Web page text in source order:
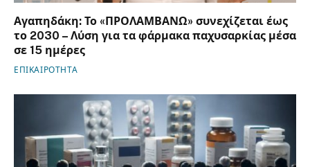
Αγαπηδάκη: Το «ΠΡΟΛΑΜΒΑΝΩ» συνεχίζεται έως
το 2030 – Λύση για τα φάρμακα παχυσαρκίας μέσα
σε 15 ημέρες
ΕΠΙΚΑΙΡΟΤΗΤΑ